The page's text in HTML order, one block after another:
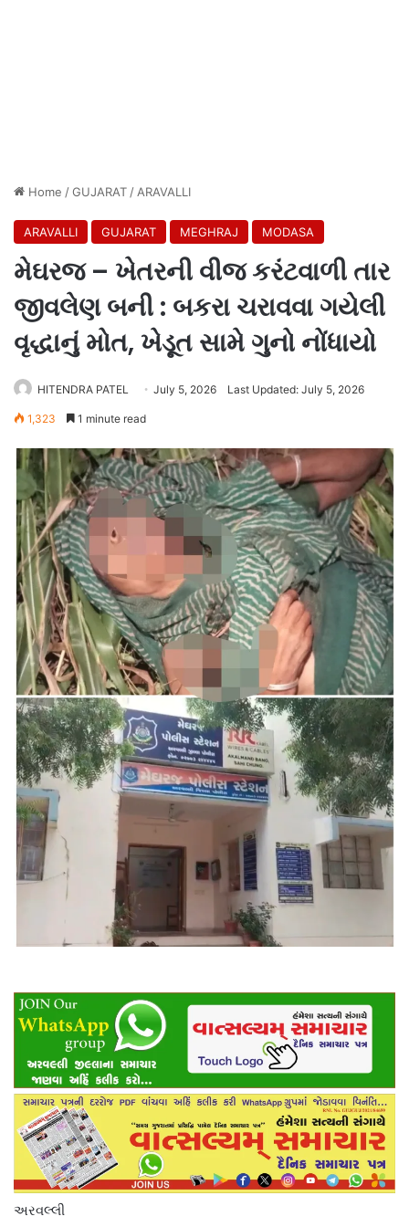
Home /GUJARAT / ARAVALLI
ARAVALLI GUJARAT MEGHRAJ MODASA
મેઘરજ – ખેતરની વીજ કરંટવાળી તાર
જીવલેણ બની : બકરા ચરાવવા ગયેલી
વૃદ્ધાનું મોત, ખેડૂત સામે ગુનો નોંધાયો
HITENDRA PATEL July 5, 2026 Last Updated: July 5, 2026
1,323 1 minute read
અરવલ્લી